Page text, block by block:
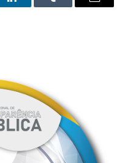
LinkedInTumblr Email